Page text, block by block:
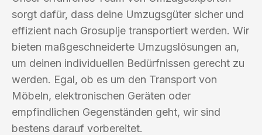
sorgt dafür, dass deine Umzugsgüter sicher und
effizient nach Grosuplje transportiert werden. Wir
bieten maßgeschneiderte Umzugslösungen an,
um deinen individuellen Bedürfnissen gerecht zu
werden. Egal, ob es um den Transport von
Möbeln, elektronischen Geräten oder
empfindlichen Gegenständen geht, wir sind
bestens darauf vorbereitet.